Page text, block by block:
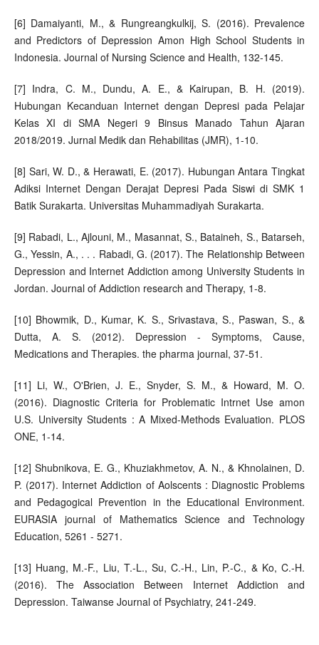
[6] Damaiyanti, M., & Rungreangkulkij, S. (2016). Prevalence
and Predictors of Depression Amon High School Students in
Indonesia. Journal of Nursing Science and Health, 132-145.
[7] Indra, C. M., Dundu, A. E., & Kairupan, B. H. (2019).
Hubungan Kecanduan Internet dengan Depresi pada Pelajar
Kelas XI di SMA Negeri 9 Binsus Manado Tahun Ajaran
2018/2019. Jurnal Medik dan Rehabilitas (JMR), 1-10.
[8] Sari, W. D., & Herawati, E. (2017). Hubungan Antara Tingkat
Adiksi Internet Dengan Derajat Depresi Pada Siswi di SMK 1
Batik Surakarta. Universitas Muhammadiyah Surakarta.
[9] Rabadi, L., Ajlouni, M., Masannat, S., Bataineh, S., Batarseh,
G., Yessin, A., . . . Rabadi, G. (2017). The Relationship Between
Depression and Internet Addiction among University Students in
Jordan. Journal of Addiction research and Therapy, 1-8.
[10] Bhowmik, D., Kumar, K. S., Srivastava, S., Paswan, S., &
Dutta, A. S. (2012). Depression - Symptoms, Cause,
Medications and Therapies. the pharma journal, 37-51.
[11] Li, W., O'Brien, J. E., Snyder, S. M., & Howard, M. O.
(2016). Diagnostic Criteria for Problematic Intrnet Use amon
U.S. University Students : A Mixed-Methods Evaluation. PLOS
ONE, 1-14.
[12] Shubnikova, E. G., Khuziakhmetov, A. N., & Khnolainen, D.
P. (2017). Internet Addiction of Aolscents : Diagnostic Problems
and Pedagogical Prevention in the Educational Environment.
EURASIA journal of Mathematics Science and Technology
Education, 5261 - 5271.
[13] Huang, M.-F., Liu, T.-L., Su, C.-H., Lin, P.-C., & Ko, C.-H.
(2016). The Association Between Internet Addiction and
Depression. Taiwanse Journal of Psychiatry, 241-249.